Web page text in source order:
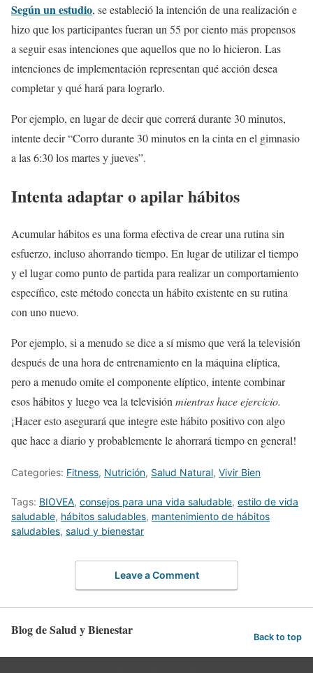
Según un estudio, se estableció la intención de una realización e
hizo que los participantes fueran un 55 por ciento más propensos
a seguir esas intenciones que aquellos que no lo hicieron. Las
intenciones de implementación representan qué acción desea
completar y qué hará para lograrlo.
Por ejemplo, en lugar de decir que correrá durante 30 minutos,
intente decir “Corro durante 30 minutos en la cinta en el gimnasio
a las 6:30 los martes y jueves”.
Intenta adaptar o apilar hábitos
Acumular hábitos es una forma efectiva de crear una rutina sin
esfuerzo, incluso ahorrando tiempo. En lugar de utilizar el tiempo
y el lugar como punto de partida para realizar un comportamiento
específico, este método conecta un hábito existente en su rutina
con uno nuevo.
Por ejemplo, si a menudo se dice a sí mismo que verá la televisión
después de una hora de entrenamiento en la máquina elíptica,
pero a menudo omite el componente elíptico, intente combinar
esos hábitos y luego vea la televisiónmientras hace ejercicio.
¡Hacer esto asegurará que integre este hábito positivo con algo
que hace a diario y probablemente le ahorrará tiempo en general!
Categories: Fitness, Nutrición, Salud Natural, Vivir Bien
Tags: BIOVEA, consejos para una vida saludable, estilo de vida
saludable, hábitos saludables, mantenimiento de hábitos
saludables, salud y bienestar
Leave a Comment
Blog de Salud y Bienestar Back to top